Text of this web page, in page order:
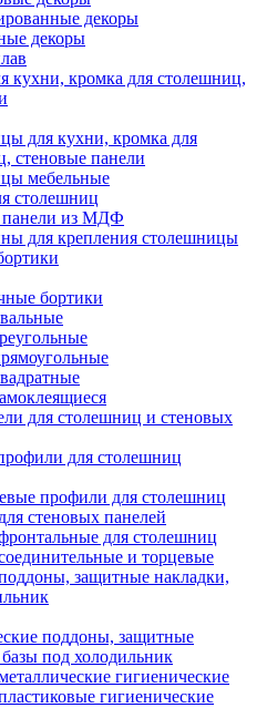
декоры
декоры
кухни, кромка для столешниц,
для кухни, кромка для
стеновые панели
мебельные
столешниц
панели из МДФ
для крепления столешницы
бортики
для столешниц и стеновых
для столешниц
профили для столешниц
стеновых панелей
для столешниц
и торцевые
защитные накладки,
поддоны, защитные
под холодильник
гигиенические
гигиенические